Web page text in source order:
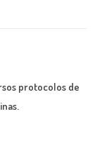
protocolos de